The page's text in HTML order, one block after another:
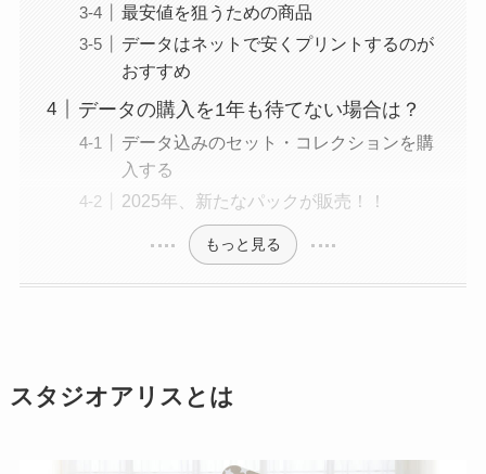
最安値を狙うための商品
データはネットで安くプリントするのが
おすすめ
データの購入を1年も待てない場合は？
データ込みのセット・コレクションを購
入する
2025年、新たなパックが販売！！
もっと見る
スタジオアリスとは